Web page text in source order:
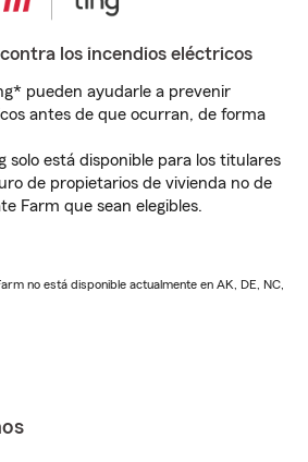
los incendios eléctricos
pueden ayudarle a prevenir
antes de que ocurran, de forma
solo está disponible para los titulares
de propietarios de vivienda no de
Farm que sean elegibles.
no está disponible actualmente en AK, DE, NC,